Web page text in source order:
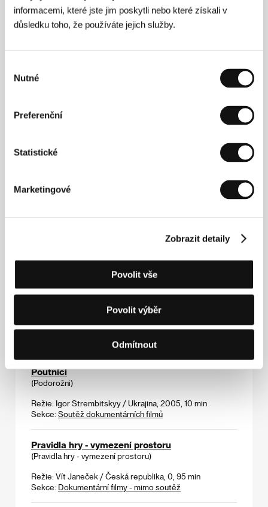
informacemi, které jste jim poskytli nebo které získali v
důsledku toho, že používáte jejich služby.
souhlasu
Nutné
Preferenční
Statistické
Marketingové
Zobrazit detaily
Povolit vše
Povolit výběr
Odmítnout
Policejní pochůzka
(Police Beat)
Portrét neznámé ženy
Režie: Ali Mosaffa / Írán, 2005, 98 min
Sekce:Hlavní soutěž
Poslední dny
Režie: Gus Van Sant / USA, 2005, 97 min
Sekce:Horizonty
Post coitum
Režie: Juraj Jakubisko / Česká republika, 2004, 104 min
České filmy 2004-2005
Poutníci
(Podorožni)
Režie: Igor Strembitskyy / Ukrajina, 2005, 10 min
Sekce: Soutěž dokumentárních filmů
Pravidla hry - vymezení prostoru
(Pravidla hry - vymezení prostoru)
Režie: Vít Janeček / Česká republika, 0, 95 min
Sekce: Dokumentární filmy - mimo soutěž